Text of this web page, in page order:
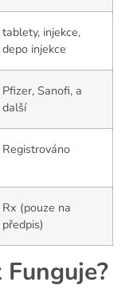
tablety, injekce,
depo injekce
Pfizer, Sanofi, a
další
Registrováno
Rx (pouze na
předpis)
Funguje?